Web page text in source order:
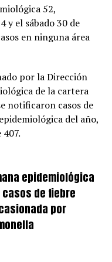
52,
y el sábado 30 de
en ninguna área
por la Dirección
de la cartera
notificaron casos de
del año,
epidemiológica
de fiebre
por